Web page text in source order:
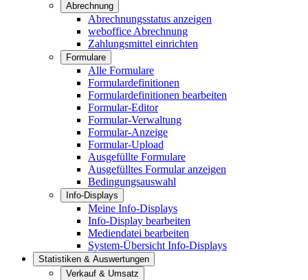
Abrechnung
Abrechnungsstatus anzeigen
weboffice Abrechnung
Zahlungsmittel einrichten
Formulare
Alle Formulare
Formulardefinitionen
Formulardefinitionen bearbeiten
Formular-Editor
Formular-Verwaltung
Formular-Anzeige
Formular-Upload
Ausgefüllte Formulare
Ausgefülltes Formular anzeigen
Bedingungsauswahl
Info-Displays
Meine Info-Displays
Info-Display bearbeiten
Mediendatei bearbeiten
System-Übersicht Info-Displays
Statistiken & Auswertungen
Verkauf & Umsatz